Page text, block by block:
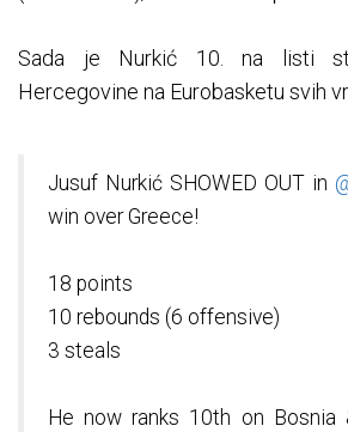
Sada je Nurkić 10. na listi
Hercegovine na Eurobasketu svih
Jusuf Nurkić SHOWED OUT in
win over Greece!
18 points
10 rebounds (6 offensive)
3 steals
He now ranks 10th on Bosnia